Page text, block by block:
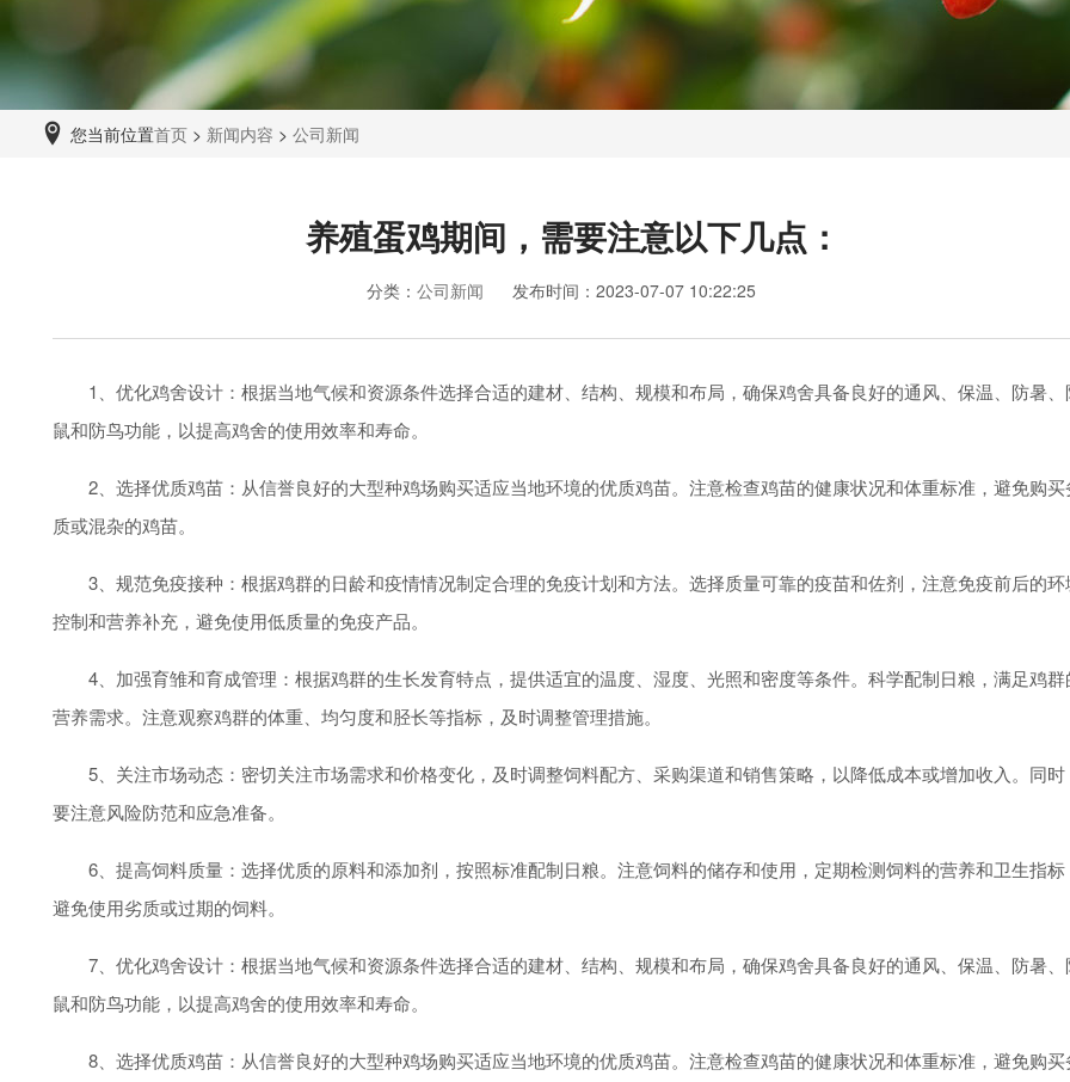
您当前位置首页> 新闻内容 > 公司新闻
养殖蛋鸡期间，需要注意以下几点：
分类：公司新闻 发布时间：2023-07-07 10:22:25
1、优化鸡舍设计：根据当地气候和资源条件选择合适的建材、结构、规模和布局，确保鸡舍具备良好的通风、保温、防暑、
鼠和防鸟功能，以提高鸡舍的使用效率和寿命。
2、选择优质鸡苗：从信誉良好的大型种鸡场购买适应当地环境的优质鸡苗。注意检查鸡苗的健康状况和体重标准，避免购买
质或混杂的鸡苗。
3、规范免疫接种：根据鸡群的日龄和疫情情况制定合理的免疫计划和方法。选择质量可靠的疫苗和佐剂，注意免疫前后的环
控制和营养补充，避免使用低质量的免疫产品。
4、加强育雏和育成管理：根据鸡群的生长发育特点，提供适宜的温度、湿度、光照和密度等条件。科学配制日粮，满足鸡群
营养需求。注意观察鸡群的体重、均匀度和胫长等指标，及时调整管理措施。
5、关注市场动态：密切关注市场需求和价格变化，及时调整饲料配方、采购渠道和销售策略，以降低成本或增加收入。同时
要注意风险防范和应急准备。
6、提高饲料质量：选择优质的原料和添加剂，按照标准配制日粮。注意饲料的储存和使用，定期检测饲料的营养和卫生指标
避免使用劣质或过期的饲料。
7、优化鸡舍设计：根据当地气候和资源条件选择合适的建材、结构、规模和布局，确保鸡舍具备良好的通风、保温、防暑、
鼠和防鸟功能，以提高鸡舍的使用效率和寿命。
8、选择优质鸡苗：从信誉良好的大型种鸡场购买适应当地环境的优质鸡苗。注意检查鸡苗的健康状况和体重标准，避免购买